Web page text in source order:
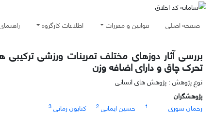
صفحه اصلی قوانین و مقررات اطلاعات کارگروه
تحرک چاق و دارای اضافه وزن
نوع پژوهش : پژوهش های انسانی
پژوهشگران
رحمان سوری
1 حسین ایمانی 2 کتایون زمانی 3